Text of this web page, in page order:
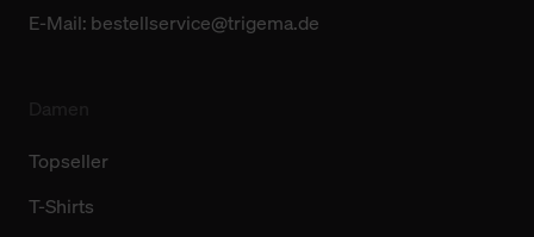
E-Mail: bestellservice@trigema.de
Topseller
T-Shirts